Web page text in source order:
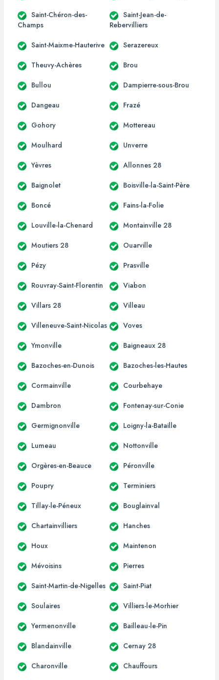
Saint-Chéron-des-
Champs
Saint-Jean-de-
Rebervilliers
Saint-Maixme-Hauterive Serazereux
Theuvy-Achères Brou
Bullou Dampierre-sous-Brou
Dangeau Frazé
Gohory Mottereau
Moulhard Unverre
Yèvres Allonnes 28
Baignolet Boisville-la-Saint-Père
Boncé Fains-la-Folie
Louville-la-Chenard Montainville 28
Moutiers 28 Ouarville
Pézy Prasville
Rouvray-Saint-Florentin Viabon
Villars 28 Villeau
Villeneuve-Saint-Nicolas Voves
Ymonville Baigneaux 28
Bazoches-en-Dunois Bazoches-les-Hautes
Cormainville Courbehaye
Dambron Fontenay-sur-Conie
Germignonville Loigny-la-Bataille
Lumeau Nottonville
Orgères-en-Beauce Péronville
Poupry Terminiers
Tillay-le-Péneux Bouglainval
Chartainvilliers Hanches
Houx Maintenon
Mévoisins Pierres
Saint-Martin-de-Nigelles Saint-Piat
Soulaires Villiers-le-Morhier
Yermenonville Bailleau-le-Pin
Blandainville Cernay 28
Charonville Chauffours